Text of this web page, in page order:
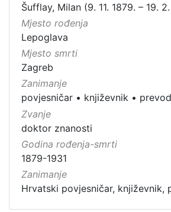
Šufflay, Milan (9. 11. 1879. – 19. 2.
Mjesto rođenja
Lepoglava
Mjesto smrti
Zagreb
Zanimanje
povjesničar • književnik •
Zvanje
doktor znanosti
Godina rođenja-smrti
1879-1931
Zanimanje
Hrvatski povjesničar, književnik,